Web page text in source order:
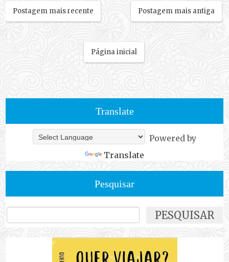
Postagem mais recente Postagem mais antiga
Página inicial
Translate
Powered by
Translate
Pesquisar